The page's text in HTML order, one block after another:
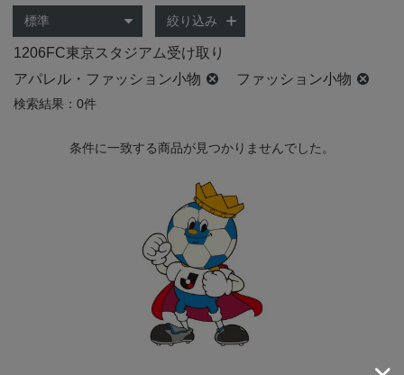
絞り込み
1206FC東京スタジアム受け取り
アパレル・ファッション小物
ファッション小物
検索結果：0件
条件に一致する商品が見つかりませんでした。